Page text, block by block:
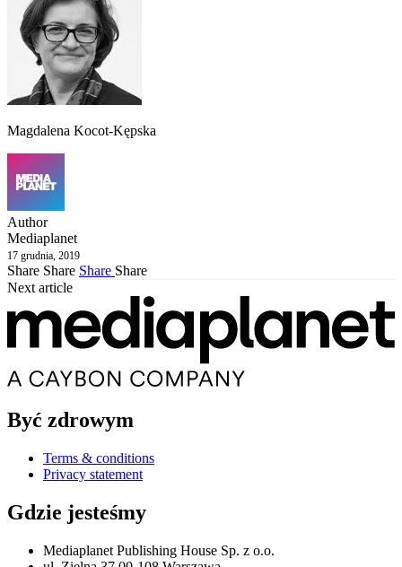
Magdalena Kocot-Kępska
Author
Mediaplanet
17 grudnia, 2019
Share Share Share Share
Next article
Być zdrowym
Terms & conditions
Privacy statement
Gdzie jesteśmy
Mediaplanet Publishing House Sp. z o.o.